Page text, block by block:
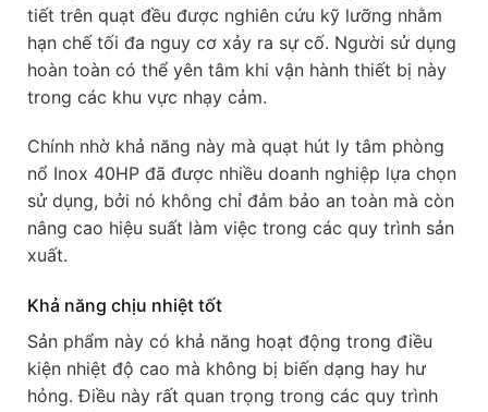
tiết trên quạt đều được nghiên cứu kỹ lưỡng nhằm
hạn chế tối đa nguy cơ xảy ra sự cố. Người sử dụng
hoàn toàn có thể yên tâm khi vận hành thiết bị này
trong các khu vực nhạy cảm.
Chính nhờ khả năng này mà quạt hút ly tâm phòng
nổ Inox 40HP đã được nhiều doanh nghiệp lựa chọn
sử dụng, bởi nó không chỉ đảm bảo an toàn mà còn
nâng cao hiệu suất làm việc trong các quy trình sản
xuất.
Khả năng chịu nhiệt tốt
Sản phẩm này có khả năng hoạt động trong điều
kiện nhiệt độ cao mà không bị biến dạng hay hư
hỏng. Điều này rất quan trọng trong các quy trình